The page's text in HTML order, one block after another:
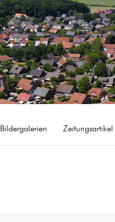
Bildergalerien Zeitungsartikel